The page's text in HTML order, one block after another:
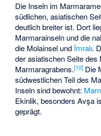
Die Inseln im
südlichen, asiatischen
deutlich breiter ist. Dort
Marmarainseln und die
die Molainsel und İmralı.
der asiatischen Seite
Marmaragrabens.[10] Die
südwestlichen Teil des
Inseln sind bewohnt:
Ekinlik, besonders Avşa
geprägt.